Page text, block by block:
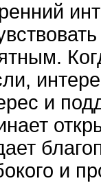
и
и